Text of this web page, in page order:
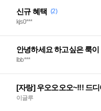
신규 혜택 (2)
kjs0***
안녕하세요 하고싶은 룩
lbb***
[자랑] 우오오오오~!!! 드
이글루